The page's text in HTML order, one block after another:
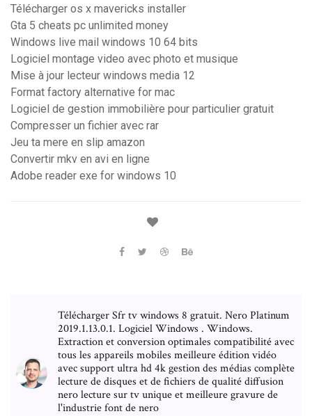
Télécharger os x mavericks installer
Gta 5 cheats pc unlimited money
Windows live mail windows 10 64 bits
Logiciel montage video avec photo et musique
Mise à jour lecteur windows media 12
Format factory alternative for mac
Logiciel de gestion immobilière pour particulier gratuit
Compresser un fichier avec rar
Jeu ta mere en slip amazon
Convertir mkv en avi en ligne
Adobe reader exe for windows 10
Télécharger Sfr tv windows 8 gratuit. Nero Platinum
2019.1.13.0.1. Logiciel Windows . Windows.
Extraction et conversion optimales compatibilité avec
tous les appareils mobiles meilleure édition vidéo
avec support ultra hd 4k gestion des médias complète
lecture de disques et de fichiers de qualité diffusion
nero lecture sur tv unique et meilleure gravure de
l'industrie font de nero